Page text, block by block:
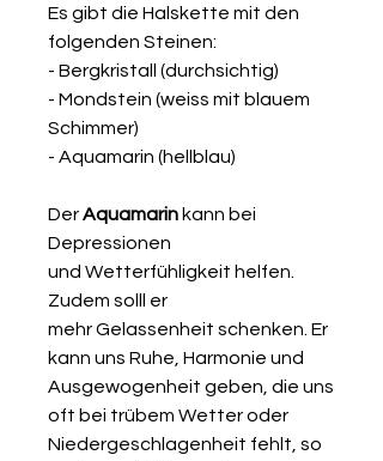
Es gibt die Halskette mit den
folgenden Steinen:
- Bergkristall (durchsichtig)
- Mondstein (weiss mit blauem
Schimmer)
- Aquamarin (hellblau)
DerAquamarin kann bei
Depressionen
und Wetterfühligkeit helfen.
Zudem solll er
mehr Gelassenheit schenken. Er
kann uns Ruhe, Harmonie und
Ausgewogenheit geben, die uns
oft bei trübem Wetter oder
Niedergeschlagenheit fehlt, so